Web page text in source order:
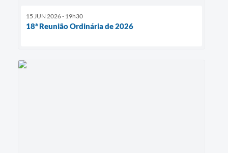
15 JUN 2026 - 19h30
18ª Reunião Ordinária de 2026